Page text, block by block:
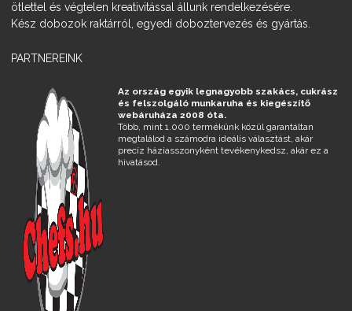
ötlettel és végtelen kreativitással állunk rendelkezésére.
Kész dobozok raktárról, egyedi doboztervezés és gyártás.
PARTNEREINK
Az ország egyik legnagyobb szakács, cukrász
és felszolgáló munkaruha és kiegészítő
webáruháza 2008 óta.
Több, mint 1.000 termékünk közül garantáltan
megtalálod a számodra ideális választást, akár
precíz háziasszonyként tevékenykedsz, akár ez a
hivatásod.